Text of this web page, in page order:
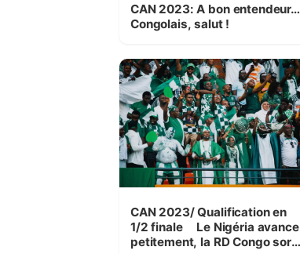
CAN 2023: A bon entendeur…
Congolais, salut !
CAN 2023/ Qualification en
1/2 finale Le Nigéria avance
petitement, la RD Congo sort